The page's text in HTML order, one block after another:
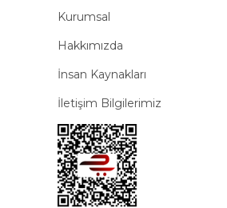
Kurumsal
Hakkımızda
İnsan Kaynakları
İletişim Bilgilerimiz